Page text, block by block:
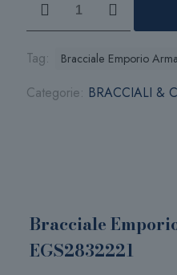
Emporio
Armani
EGS2832221
Tag: Bracciale Emporio
Categorie: BRACCIALI &
Bracciale
EGS2832221